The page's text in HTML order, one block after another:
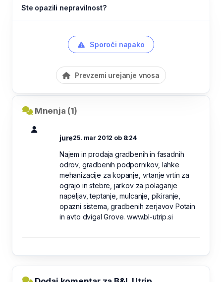
Ste opazili nepravilnost?
Sporoči napako
Prevzemi urejanje vnosa
Mnenja (1)
jure25. mar 2012 ob 8:24
Najem in prodaja gradbenih in fasadnih
odrov, gradbenih podpornikov, lahke
mehanizacije za kopanje, vrtanje vrtin za
ograjo in stebre, jarkov za polaganje
napeljav, teptanje, mulcanje, pikiranje,
opazni sistema, gradbenih zerjavov Potain
in avto dvigal Grove. www.bl-utrip.si